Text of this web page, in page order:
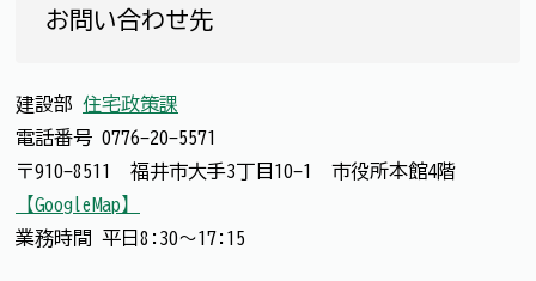
お問い合わせ先
建設部 住宅政策課
電話番号 0776-20-5571
〒910-8511 福井市大手3丁目10-1 市役所本館4階
【GoogleMap】
業務時間 平日8:30～17:15